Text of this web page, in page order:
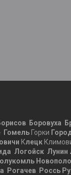
Боровуха
Гомель Горки
Клецк
Логойск Лунин
Рогачев Россь